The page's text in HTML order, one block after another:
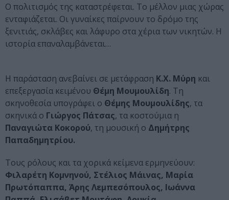
Ο πολιτισμός της καταστρέφεται. Το μέλλον μιας χώρας
ενταφιάζεται. Οι γυναίκες παίρνουν το δρόμο της
ξενιτιάς, σκλάβες και λάφυρο στα χέρια των νικητών. Η
ιστορία επαναλαμβάνεται…
Η παράσταση ανεβαίνει σε μετάφραση Κ.Χ. Μύρη και
επεξεργασία κειμένου Θέμη Μουμουλίδη. Τη
σκηνοθεσία υπογράφει ο Θέμης Μουμουλίδης, τα
σκηνικά ο Γιώργος Πάτσας, τα κοστούμια η
Παναγιώτα Κοκορού, τη μουσική ο Δημήτρης
Παπαδημητρίου.
Τους ρόλους και τα χορικά κείμενα ερμηνεύουν:
Φιλαρέτη Κομνηνού, Στέλιος Μάινας, Μαρία
Πρωτόπαππα, Άρης Λεμπεσόπουλος, Ιωάννα